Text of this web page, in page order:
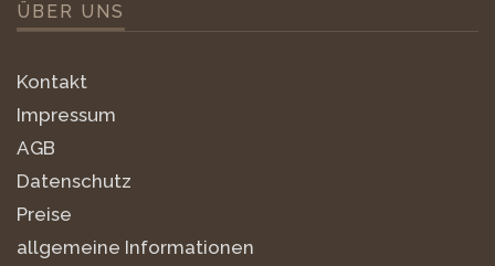
ÜBER UNS
Kontakt
Impressum
AGB
Datenschutz
Preise
allgemeine Informationen